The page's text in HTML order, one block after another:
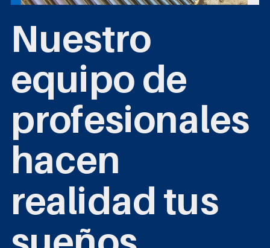
Nuestro
equipo de
profesionales
hacen
realidad tus